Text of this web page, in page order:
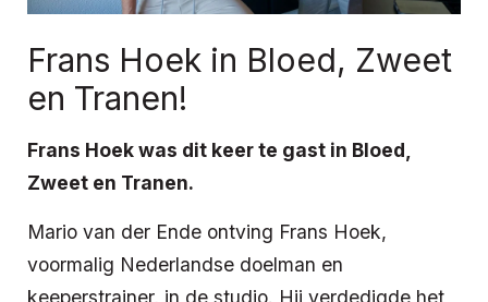
Frans Hoek in Bloed, Zweet
en Tranen!
Frans Hoek was dit keer te gast in Bloed,
Zweet en Tranen.
Mario van der Ende ontving Frans Hoek,
voormalig Nederlandse doelman en
keeperstrainer, in de studio. Hij verdedigde het